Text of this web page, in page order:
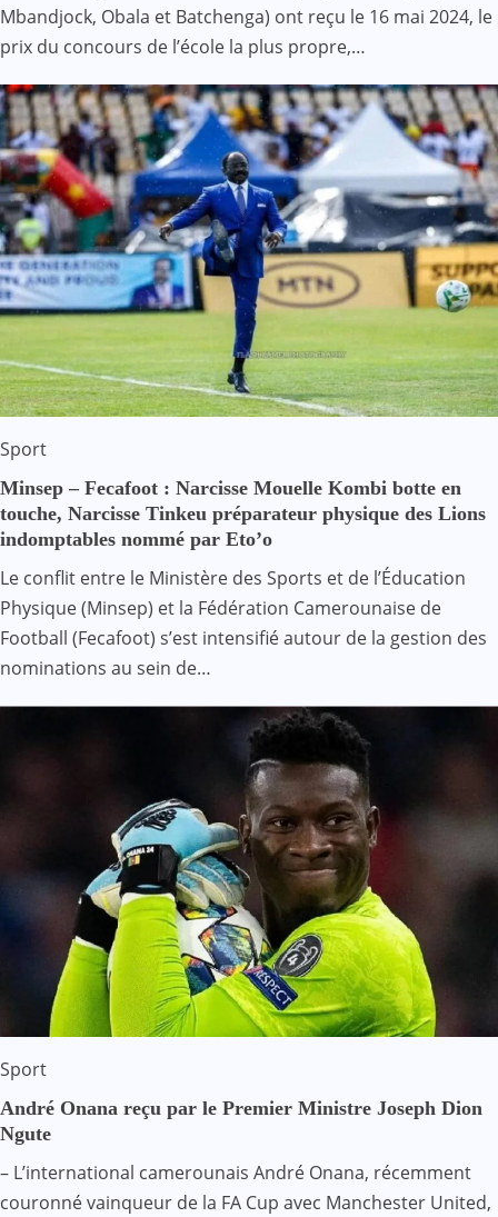
Mbandjock, Obala et Batchenga) ont reçu le 16 mai 2024, le
prix du concours de l’école la plus propre,…
Sport
Minsep – Fecafoot : Narcisse Mouelle Kombi botte en
touche, Narcisse Tinkeu préparateur physique des Lions
indomptables nommé par Eto’o
Le conflit entre le Ministère des Sports et de l’Éducation
Physique (Minsep) et la Fédération Camerounaise de
Football (Fecafoot) s’est intensifié autour de la gestion des
nominations au sein de…
Sport
André Onana reçu par le Premier Ministre Joseph Dion
Ngute
– L’international camerounais André Onana, récemment
couronné vainqueur de la FA Cup avec Manchester United,